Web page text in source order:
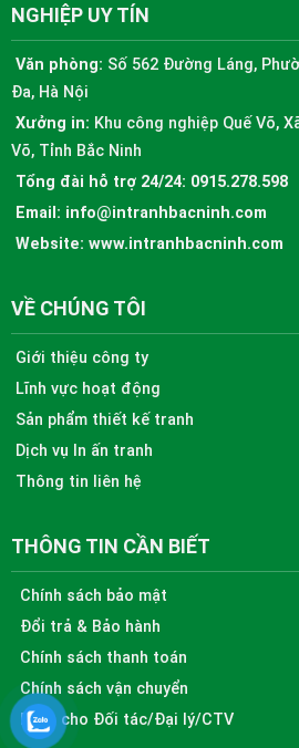
NGHIỆP UY TÍN
Văn phòng: Số 562 Đường Láng,
Đa, Hà Nội
Xưởng in: Khu công nghiệp Quế Võ,
Võ, Tỉnh Bắc Ninh
Tổng đài hỗ trợ 24/24: 0915.278.598
Email: info@intranhbacninh.com
Website: www.intranhbacninh.com
VỀ CHÚNG TÔI
Giới thiệu công ty
Lĩnh vực hoạt động
Sản phẩm thiết kế tranh
Dịch vụ In ấn tranh
Thông tin liên hệ
THÔNG TIN CẦN BIẾT
Chính sách bảo mật
Đổi trả & Bảo hành
Chính sách thanh toán
Chính sách vận chuyển
Dành cho Đối tác/Đại lý/CTV